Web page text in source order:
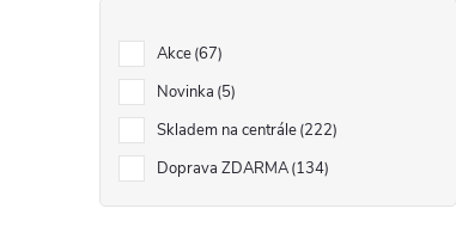
a
Akce 67
Novinka 5
Skladem na centrále 222
Doprava ZDARMA 134